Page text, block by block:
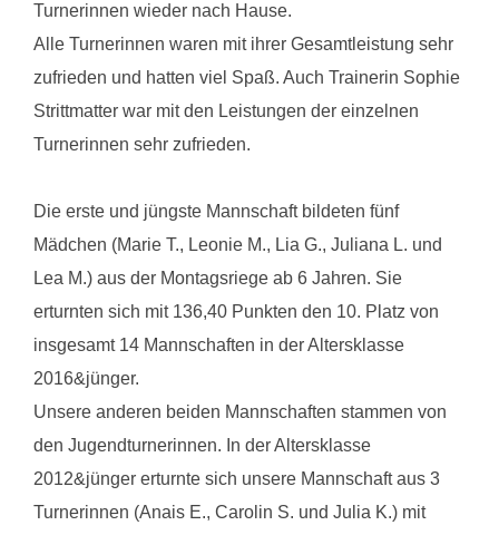
Turnerinnen wieder nach Hause.
Alle Turnerinnen waren mit ihrer Gesamtleistung sehr
zufrieden und hatten viel Spaß. Auch Trainerin Sophie
Strittmatter war mit den Leistungen der einzelnen
Turnerinnen sehr zufrieden.
Die erste und jüngste Mannschaft bildeten fünf
Mädchen (Marie T., Leonie M., Lia G., Juliana L. und
Lea M.) aus der Montagsriege ab 6 Jahren. Sie
erturnten sich mit 136,40 Punkten den 10. Platz von
insgesamt 14 Mannschaften in der Altersklasse
2016&jünger.
Unsere anderen beiden Mannschaften stammen von
den Jugendturnerinnen. In der Altersklasse
2012&jünger erturnte sich unsere Mannschaft aus 3
Turnerinnen (Anais E., Carolin S. und Julia K.) mit